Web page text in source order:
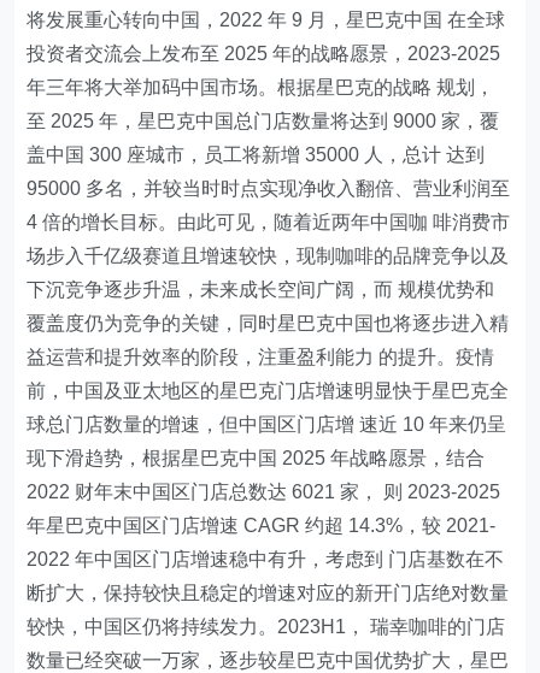
将发展重心转向中国，2022 年 9 月，星巴克中国 在全球
投资者交流会上发布至 2025 年的战略愿景，2023-2025
年三年将大举加码中国市场。根据星巴克的战略 规划，
至 2025 年，星巴克中国总门店数量将达到 9000 家，覆
盖中国 300 座城市，员工将新增 35000 人，总计 达到
95000 多名，并较当时时点实现净收入翻倍、营业利润至
4 倍的增长目标。由此可见，随着近两年中国咖 啡消费市
场步入千亿级赛道且增速较快，现制咖啡的品牌竞争以及
下沉竞争逐步升温，未来成长空间广阔，而 规模优势和
覆盖度仍为竞争的关键，同时星巴克中国也将逐步进入精
益运营和提升效率的阶段，注重盈利能力 的提升。疫情
前，中国及亚太地区的星巴克门店增速明显快于星巴克全
球总门店数量的增速，但中国区门店增 速近 10 年来仍呈
现下滑趋势，根据星巴克中国 2025 年战略愿景，结合
2022 财年末中国区门店总数达 6021 家， 则 2023-2025
年星巴克中国区门店增速 CAGR 约超 14.3%，较 2021-
2022 年中国区门店增速稳中有升，考虑到 门店基数在不
断扩大，保持较快且稳定的增速对应的新开门店绝对数量
较快，中国区仍将持续发力。2023H1， 瑞幸咖啡的门店
数量已经突破一万家，逐步较星巴克中国优势扩大，星巴